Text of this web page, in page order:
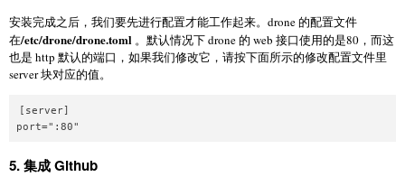
安装完成之后，我们要先进行配置才能工作起来。drone 的配置文件
在/etc/drone/drone.toml 。默认情况下 drone 的 web 接口使用的是80，而这
也是 http 默认的端口，如果我们修改它，请按下面所示的修改配置文件里
server 块对应的值。
[server]
5. 集成 Github